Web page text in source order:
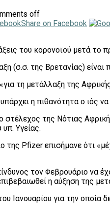
off
Share on Facebook
του κορονοϊού μετά
(σ.σ. της Βρετανίας)
τη μετάλλαξη της
η πιθανότητα ο ιός
στέλεχος της Νότιας
Υγείας.
της Pfizer επισήμανε ότι
τον Φεβρουάριο να
η αύξηση της
Ιανουαρίου για την οποία